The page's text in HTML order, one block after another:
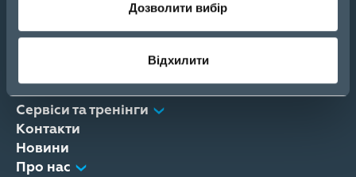
Дозволити вибір
Відхилити
Портфель
Рішення
Сервіси та тренінги
Контакти
Новини
Про нас